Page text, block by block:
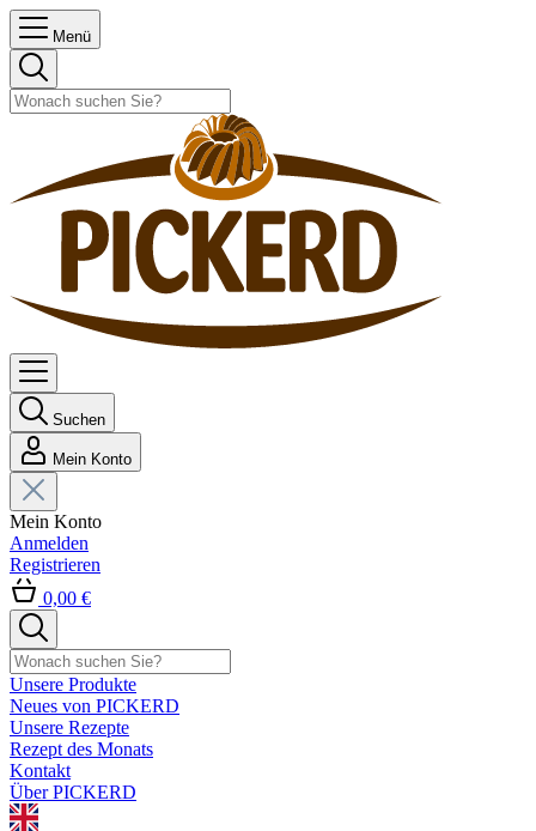
Menü
Suchen
Mein Konto
Mein Konto
Anmelden
Registrieren
0,00 €
Unsere Produkte
Neues von PICKERD
Unsere Rezepte
Rezept des Monats
Kontakt
Über PICKERD